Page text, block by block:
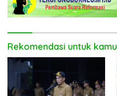
Rekomendasi untuk kamu